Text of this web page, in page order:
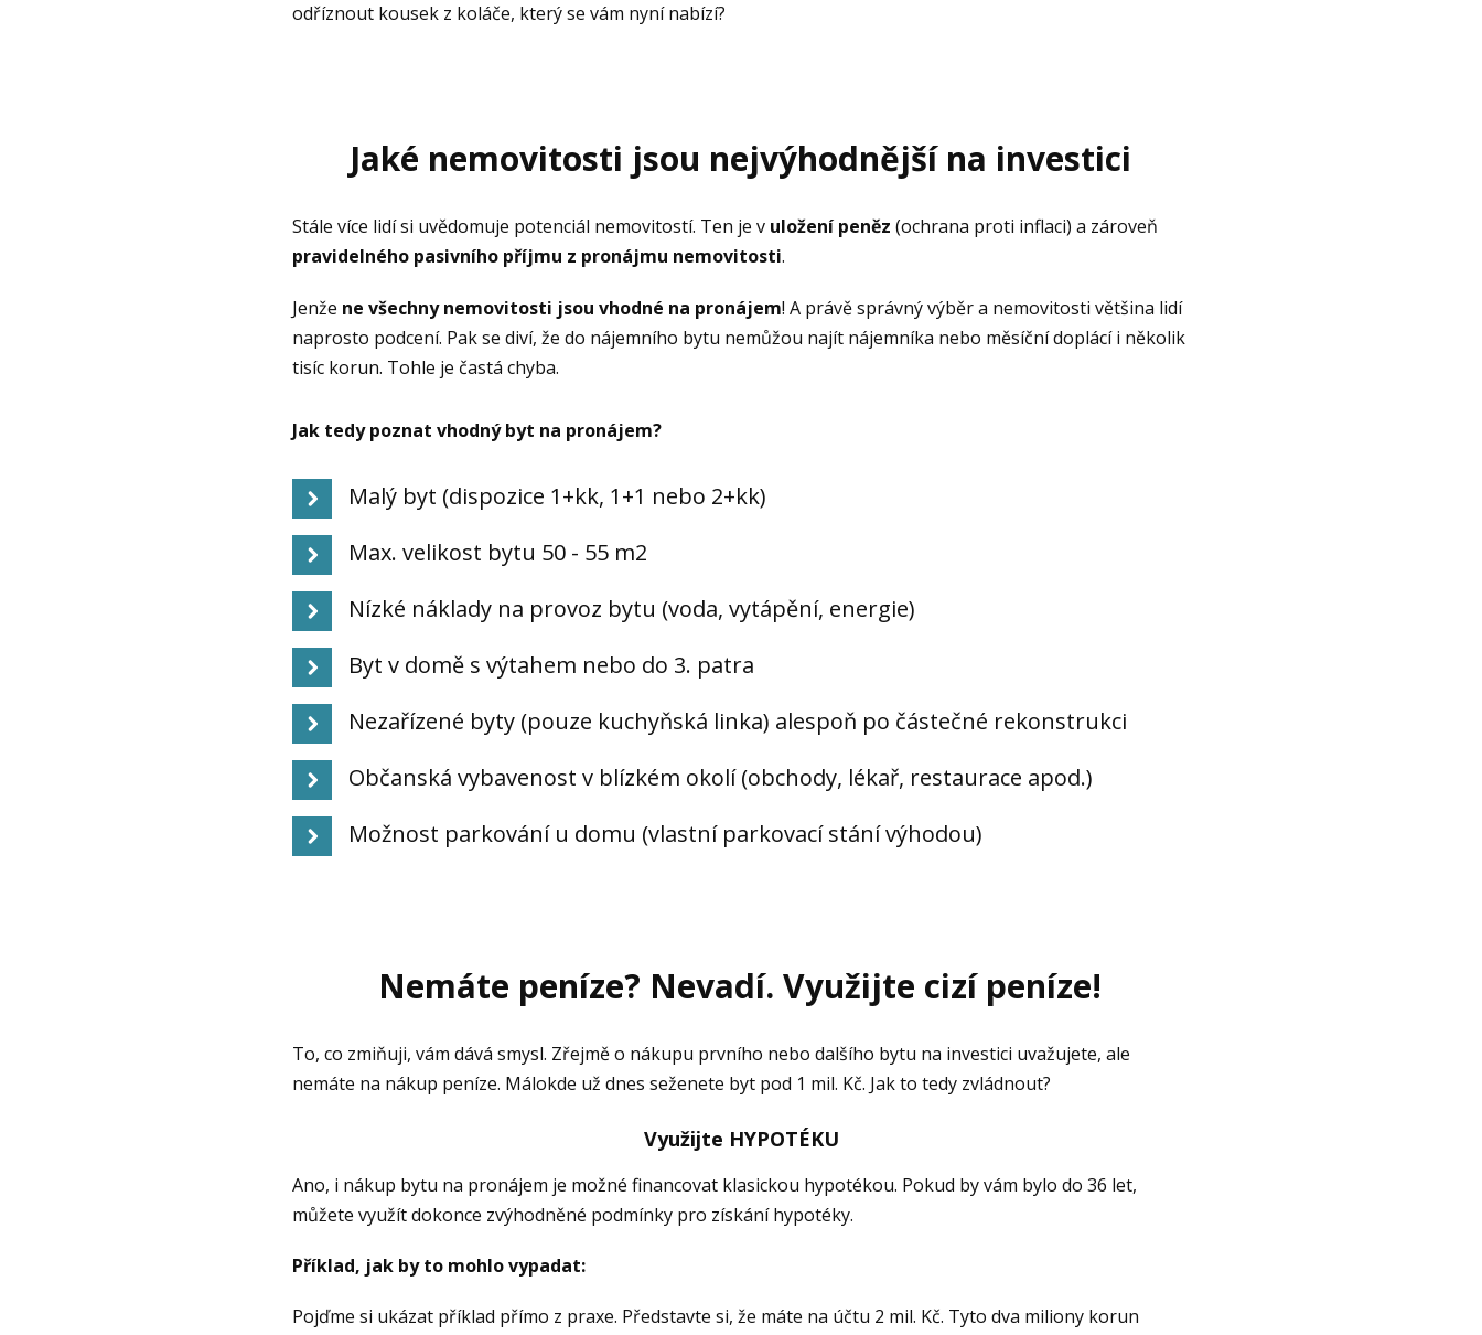
odříznout kousek z koláče, který se vám nyní nabízí?
Jaké nemovitosti jsou nejvýhodnější na investici
Stále více lidí si uvědomuje potenciál nemovitostí. Ten je v uložení peněz (ochrana proti inflaci) a zároveň
pravidelného pasivního příjmu z pronájmu nemovitosti.
Jenže ne všechny nemovitosti jsou vhodné na pronájem! A právě správný výběr a nemovitosti většina lidí
naprosto podcení. Pak se diví, že do nájemního bytu nemůžou najít nájemníka nebo měsíční doplácí i několik
tisíc korun. Tohle je častá chyba.
Jak tedy poznat vhodný byt na pronájem?
Malý byt (dispozice 1+kk, 1+1 nebo 2+kk)
Max. velikost bytu 50 - 55 m2
Nízké náklady na provoz bytu (voda, vytápění, energie)
Byt v domě s výtahem nebo do 3. patra
Nezařízené byty (pouze kuchyňská linka) alespoň po částečné rekonstrukci
Občanská vybavenost v blízkém okolí (obchody, lékař, restaurace apod.)
Možnost parkování u domu (vlastní parkovací stání výhodou)
Nemáte peníze? Nevadí. Využijte cizí peníze!
To, co zmiňuji, vám dává smysl. Zřejmě o nákupu prvního nebo dalšího bytu na investici uvažujete, ale
nemáte na nákup peníze. Málokde už dnes seženete byt pod 1 mil. Kč. Jak to tedy zvládnout?
Využijte HYPOTÉKU
Ano, i nákup bytu na pronájem je možné financovat klasickou hypotékou. Pokud by vám bylo do 36 let,
můžete využít dokonce zvýhodněné podmínky pro získání hypotéky.
Příklad, jak by to mohlo vypadat:
Pojďme si ukázat příklad přímo z praxe. Představte si, že máte na účtu 2 mil. Kč. Tyto dva miliony korun